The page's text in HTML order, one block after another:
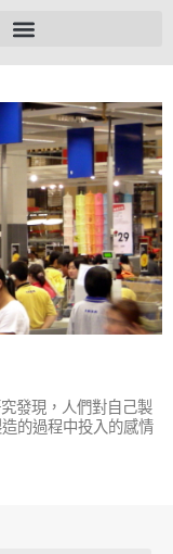
發現，人們對自己製
的過程中投入的感情